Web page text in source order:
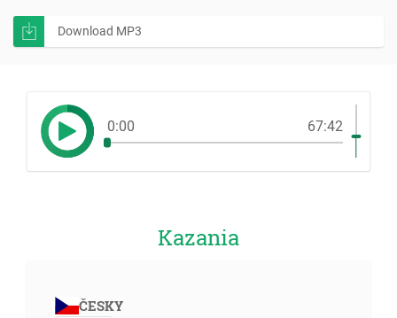
Download MP3
0:00 67:42
Kazania
ČESKY